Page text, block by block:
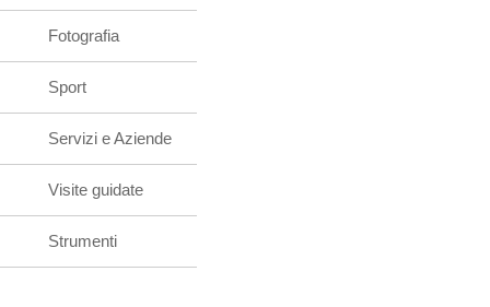
Fotografia
Sport
Servizi e Aziende
Visite guidate
Strumenti